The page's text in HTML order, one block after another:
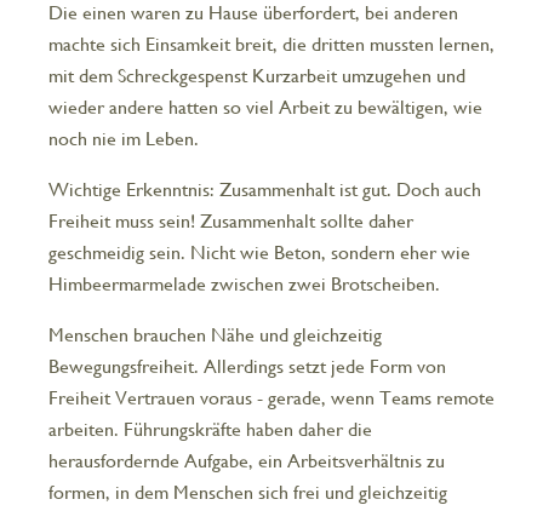
Die einen waren zu Hause überfordert, bei anderen
machte sich Einsamkeit breit, die dritten mussten lernen,
mit dem Schreckgespenst Kurzarbeit umzugehen und
wieder andere hatten so viel Arbeit zu bewältigen, wie
noch nie im Leben.
Wichtige Erkenntnis: Zusammenhalt ist gut. Doch auch
Freiheit muss sein! Zusammenhalt sollte daher
geschmeidig sein. Nicht wie Beton, sondern eher wie
Himbeermarmelade zwischen zwei Brotscheiben.
Menschen brauchen Nähe und gleichzeitig
Bewegungsfreiheit. Allerdings setzt jede Form von
Freiheit Vertrauen voraus - gerade, wenn Teams remote
arbeiten. Führungskräfte haben daher die
herausfordernde Aufgabe, ein Arbeitsverhältnis zu
formen, in dem Menschen sich frei und gleichzeitig